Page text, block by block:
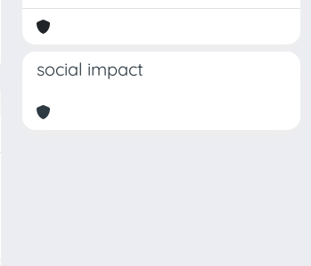
social impact